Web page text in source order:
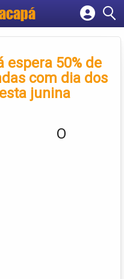
empresa
espera 50% de
com dia dos
junina
O